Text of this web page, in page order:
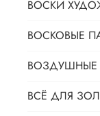
ВОСКИ
ВОСКОВЫЕ
ВОЗДУШНЫЕ
ВСЁ ДЛЯ